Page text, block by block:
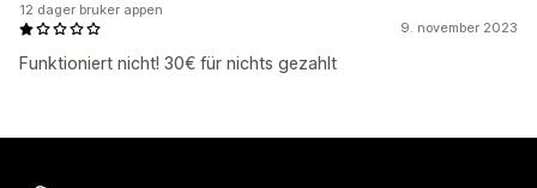
9. november 2023
Funktioniert nicht! 30€ für nichts gezahlt
12 dager bruker appen